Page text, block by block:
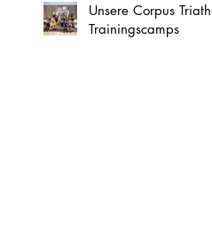
Unsere Corpus
Trainingscamps